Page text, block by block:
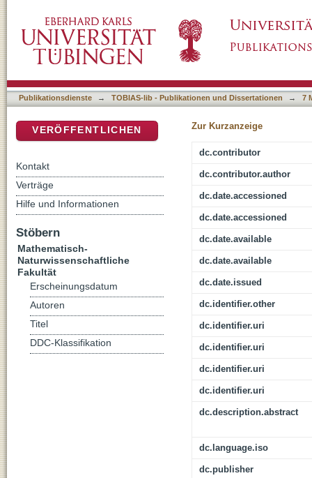
Publikationsdienste → TOBIAS-lib - Publikationen und Dissertationen → 7
Zur Kurzanzeige
dc.contributor
dc.contributor.author
dc.date.accessioned
dc.date.accessioned
dc.date.available
dc.date.available
dc.date.issued
dc.identifier.other
dc.identifier.uri
dc.identifier.uri
dc.identifier.uri
dc.identifier.uri
dc.description.abstract
dc.language.iso
dc.publisher
VERÖFFENTLICHEN
Kontakt
Verträge
Hilfe und Informationen
Stöbern
Mathematisch-
Naturwissenschaftliche
Fakultät
Erscheinungsdatum
Autoren
Titel
DDC-Klassifikation